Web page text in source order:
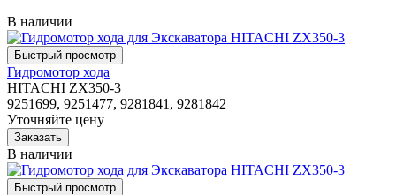
В наличии
Гидромотор хода
HITACHI ZX350-3
9251699, 9251477, 9281841, 9281842
Уточняйте цену
В наличии